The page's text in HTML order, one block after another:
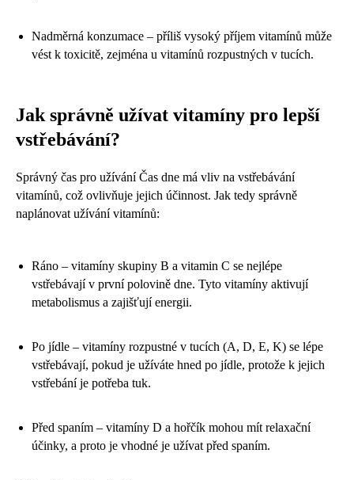
Nadměrná konzumace – příliš vysoký příjem vitamínů může
vést k toxicitě, zejména u vitamínů rozpustných v tucích.
Jak správně užívat vitamíny pro lepší
vstřebávání?
Správný čas pro užívání Čas dne má vliv na vstřebávání
vitamínů, což ovlivňuje jejich účinnost. Jak tedy správně
naplánovat užívání vitamínů:
Ráno – vitamíny skupiny B a vitamin C se nejlépe
vstřebávají v první polovině dne. Tyto vitamíny aktivují
metabolismus a zajišťují energii.
Po jídle – vitamíny rozpustné v tucích (A, D, E, K) se lépe
vstřebávají, pokud je užíváte hned po jídle, protože k jejich
vstřebání je potřeba tuk.
Před spaním – vitamíny D a hořčík mohou mít relaxační
účinky, a proto je vhodné je užívat před spaním.